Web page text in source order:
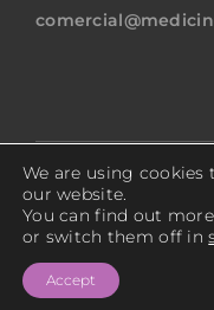
Copyright © 2024
Política de Privacidade
We are using cookies
our website.
You can find out
or switch them off in
Accept